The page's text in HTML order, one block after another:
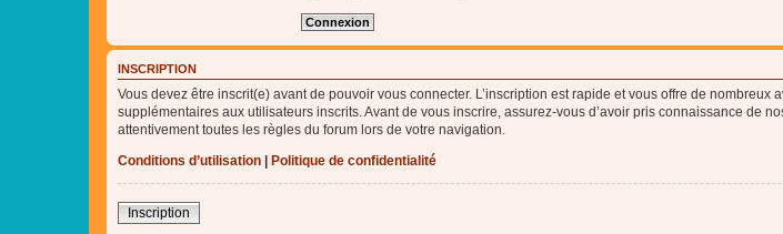
INSCRIPTION
Vous devez être inscrit(e) avant de pouvoir vous connecter. L’inscription est rapide et vous offre de
supplémentaires aux utilisateurs inscrits. Avant de vous inscrire, assurez-vous d’avoir pris connaissance de
attentivement toutes les règles du forum lors de votre navigation.
Conditions d’utilisation
Politique de confidentialité
Inscription